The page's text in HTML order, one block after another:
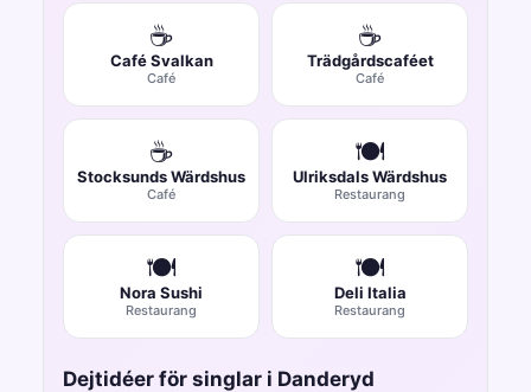
☕
Café Svalkan
Café
☕
Trädgårdscaféet
Café
☕
Stocksunds Wärdshus
Café
🍽️
Ulriksdals Wärdshus
Restaurang
🍽️
Nora Sushi
Restaurang
🍽️
Deli Italia
Restaurang
Dejtidéer för singlar i Danderyd